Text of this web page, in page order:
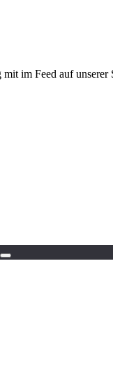
im Feed auf unserer